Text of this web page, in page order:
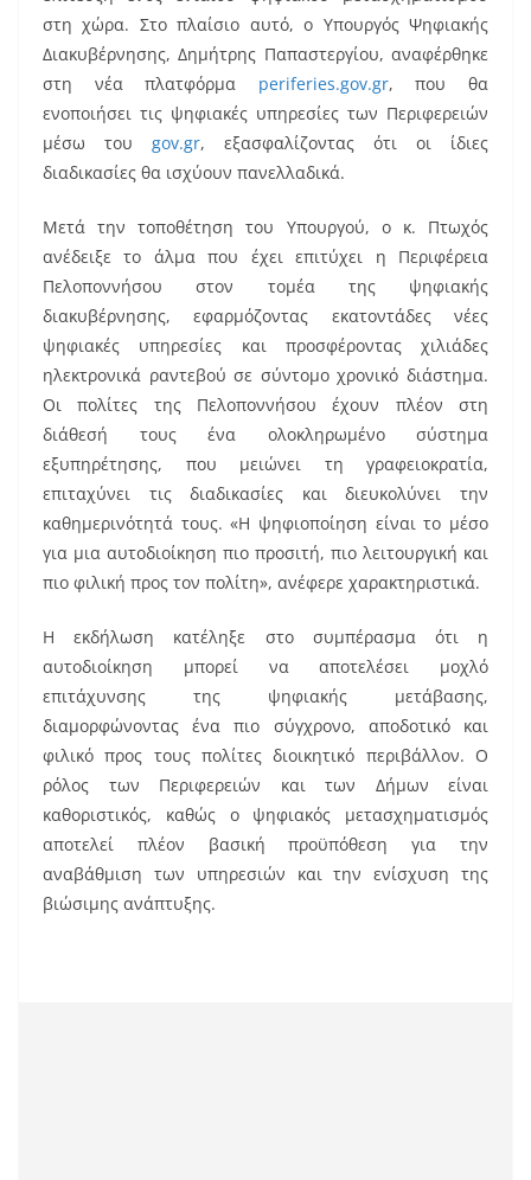
στη χώρα. Στο πλαίσιο αυτό, ο Υπουργός Ψηφιακής
Διακυβέρνησης, Δημήτρης Παπαστεργίου, αναφέρθηκε
στη νέα πλατφόρμα periferies.gov.gr, που θα
ενοποιήσει τις ψηφιακές υπηρεσίες των Περιφερειών
μέσω του gov.gr, εξασφαλίζοντας ότι οι ίδιες
διαδικασίες θα ισχύουν πανελλαδικά.
Μετά την τοποθέτηση του Υπουργού, ο κ. Πτωχός
ανέδειξε το άλμα που έχει επιτύχει η Περιφέρεια
Πελοποννήσου στον τομέα της ψηφιακής
διακυβέρνησης, εφαρμόζοντας εκατοντάδες νέες
ψηφιακές υπηρεσίες και προσφέροντας χιλιάδες
ηλεκτρονικά ραντεβού σε σύντομο χρονικό διάστημα.
Οι πολίτες της Πελοποννήσου έχουν πλέον στη
διάθεσή τους ένα ολοκληρωμένο σύστημα
εξυπηρέτησης, που μειώνει τη γραφειοκρατία,
επιταχύνει τις διαδικασίες και διευκολύνει την
καθημερινότητά τους. «Η ψηφιοποίηση είναι το μέσο
για μια αυτοδιοίκηση πιο προσιτή, πιο λειτουργική και
πιο φιλική προς τον πολίτη», ανέφερε χαρακτηριστικά.
Η εκδήλωση κατέληξε στο συμπέρασμα ότι η
αυτοδιοίκηση μπορεί να αποτελέσει μοχλό
επιτάχυνσης της ψηφιακής μετάβασης,
διαμορφώνοντας ένα πιο σύγχρονο, αποδοτικό και
φιλικό προς τους πολίτες διοικητικό περιβάλλον. Ο
ρόλος των Περιφερειών και των Δήμων είναι
καθοριστικός, καθώς ο ψηφιακός μετασχηματισμός
αποτελεί πλέον βασική προϋπόθεση για την
αναβάθμιση των υπηρεσιών και την ενίσχυση της
βιώσιμης ανάπτυξης.